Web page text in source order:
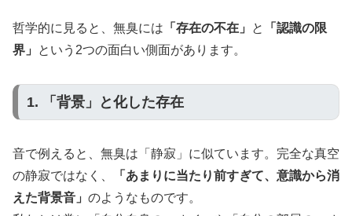
哲学的に見ると、無臭には 「存在の不在」 と
「認識の限
界」
という2つの面白い側面があります。
1. 「背景」と化した存在
音で例えると、無臭は「静寂」に似ています。完全な真空
の静寂ではなく、
「あまりに当たり前すぎて、意識から消
えた背景音」 のようなものです。